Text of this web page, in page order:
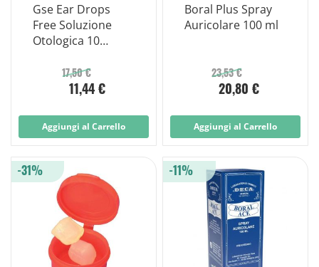
Gse Ear Drops
Free Soluzione
Otologica 10
17,50 €
11,44 €
Aggiungi al Carrello
Boral Plus Spray
Auricolare 100 ml
23,53 €
20,80 €
Aggiungi al Carrello
-31% -11%